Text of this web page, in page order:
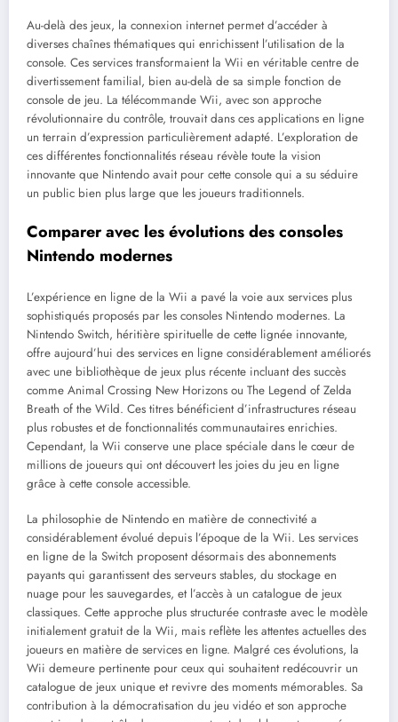
Au-delà des jeux, la connexion internet permet d’accéder à
diverses chaînes thématiques qui enrichissent l’utilisation de la
console. Ces services transformaient la Wii en véritable centre de
divertissement familial, bien au-delà de sa simple fonction de
console de jeu. La télécommande Wii, avec son approche
révolutionnaire du contrôle, trouvait dans ces applications en ligne
un terrain d’expression particulièrement adapté. L’exploration de
ces différentes fonctionnalités réseau révèle toute la vision
innovante que Nintendo avait pour cette console qui a su séduire
un public bien plus large que les joueurs traditionnels.
Comparer avec les évolutions des consoles
Nintendo modernes
L’expérience en ligne de la Wii a pavé la voie aux services plus
sophistiqués proposés par les consoles Nintendo modernes. La
Nintendo Switch, héritière spirituelle de cette lignée innovante,
offre aujourd’hui des services en ligne considérablement améliorés
avec une bibliothèque de jeux plus récente incluant des succès
comme Animal Crossing New Horizons ou The Legend of Zelda
Breath of the Wild. Ces titres bénéficient d’infrastructures réseau
plus robustes et de fonctionnalités communautaires enrichies.
Cependant, la Wii conserve une place spéciale dans le cœur de
millions de joueurs qui ont découvert les joies du jeu en ligne
grâce à cette console accessible.
La philosophie de Nintendo en matière de connectivité a
considérablement évolué depuis l’époque de la Wii. Les services
en ligne de la Switch proposent désormais des abonnements
payants qui garantissent des serveurs stables, du stockage en
nuage pour les sauvegardes, et l’accès à un catalogue de jeux
classiques. Cette approche plus structurée contraste avec le modèle
initialement gratuit de la Wii, mais reflète les attentes actuelles des
joueurs en matière de services en ligne. Malgré ces évolutions, la
Wii demeure pertinente pour ceux qui souhaitent redécouvrir un
catalogue de jeux unique et revivre des moments mémorables. Sa
contribution à la démocratisation du jeu vidéo et son approche